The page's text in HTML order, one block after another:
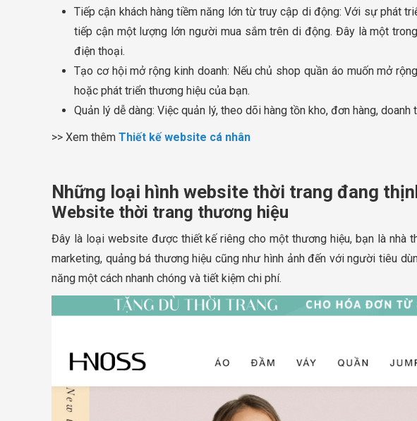
Tiếp cận khách hàng tiềm năng lớn từ truy cập di động: Với sự phát
tiếp cận một lượng lớn người mua sắm trên di động. Đây là một
điện thoại.
Tạo cơ hội mở rộng kinh doanh: Nếu chủ shop quần áo muốn mở
hoặc phát triển thương hiệu của bạn.
Quản lý dễ dàng: Việc quản lý, theo dõi hàng tồn kho, đơn hàng,
>> Xem thêm Thiết kế website cá nhân
Những loại hình website thời trang đang
Website thời trang thương hiệu
Đây là loại website được thiết kế riêng cho một thương hiệu, bạn là nhà
marketing, quảng bá thương hiệu cũng như hình ảnh đến với người tiêu
năng một cách nhanh chóng và tiết kiệm chi phí.